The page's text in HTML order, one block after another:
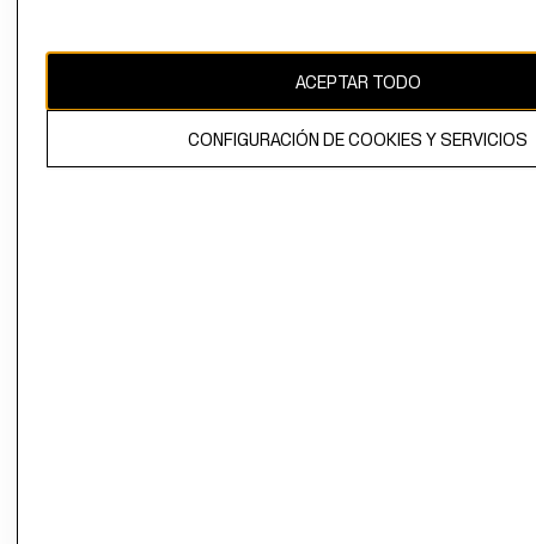
CAMBIAR REGIÓN
El contenido de esta página web está protegido por copyright y es
ACEPTAR TODO
CONFIGURACIÓN DE COOKIES Y SERVICIOS